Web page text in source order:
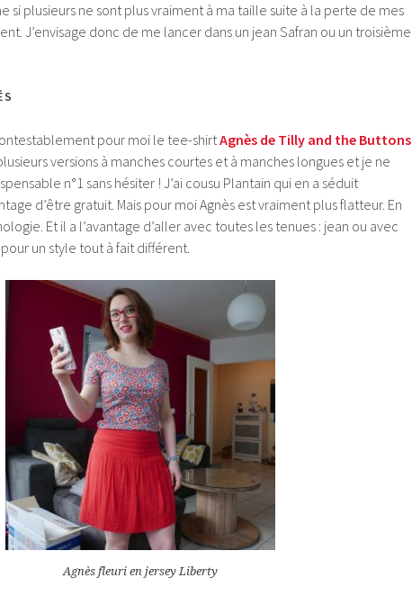
si plusieurs ne sont plus vraiment à ma taille suite à la perte de mes
J’envisage donc de me lancer dans un jean Safran ou un troisième
pour moi le tee-shirtAgnès de Tilly and the Buttons
versions à manches courtes et à manches longues et je ne
n°1 sans hésiter ! J’ai cousu Plantain qui en a séduit
d’être gratuit. Mais pour moi Agnès est vraiment plus flatteur. En
Et il a l’avantage d’aller avec toutes les tenues : jean ou avec
un style tout à fait différent.
Agnès fleuri en jersey Liberty